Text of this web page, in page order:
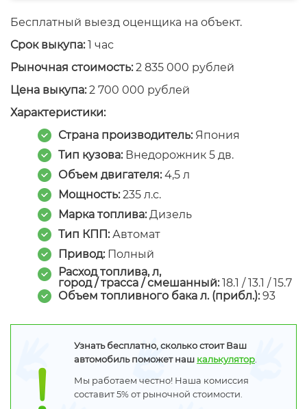
Бесплатный выезд оценщика на объект.
Срок выкупа:1 час
Рыночная стоимость:2 835 000 рублей
Цена выкупа:2 700 000 рублей
Характеристики:
Страна производитель: Япония
Тип кузова: Внедорожник 5 дв.
Объем двигателя:4,5 л
Мощность:235 л.с.
Марка топлива:Дизель
Тип КПП:Автомат
Привод:Полный
Расход топлива, л,
город / трасса / смешанный:18.1 / 13.1 / 15.7
Объем топливного бака л. (прибл.):93
Узнать бесплатно, сколько стоит Ваш
автомобиль поможет наш калькулятор
Мы работаем честно! Наша комиссия
составит 5% от рыночной стоимости.